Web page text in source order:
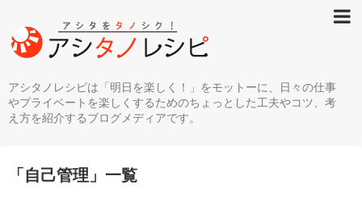
アシタノレシピは「明日を楽しく！」をモットーに、日々の仕事
やプライベートを楽しくするためのちょっとした工夫やコツ、考
え方を紹介するブログメディアです。
「 自己管理 」 一覧